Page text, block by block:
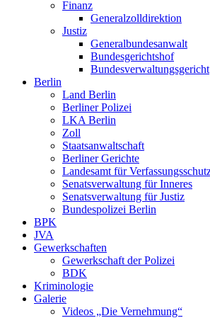
Finanz
Generalzolldirektion
Justiz
Generalbundesanwalt
Bundesgerichtshof
Bundesverwaltungsgericht
Berlin
Land Berlin
Berliner Polizei
LKA Berlin
Zoll
Staatsanwaltschaft
Berliner Gerichte
Landesamt für
Senatsverwaltung für Inneres
Senatsverwaltung für Justiz
Bundespolizei Berlin
BPK
JVA
Gewerkschaften
Gewerkschaft der Polizei
BDK
Kriminologie
Galerie
Videos „Die Vernehmung“